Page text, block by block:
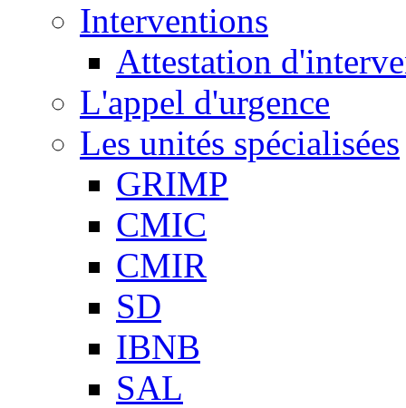
Interventions
Attestation
L'appel d'urgence
Les unités spécialisées
GRIMP
CMIC
CMIR
SD
IBNB
SAL